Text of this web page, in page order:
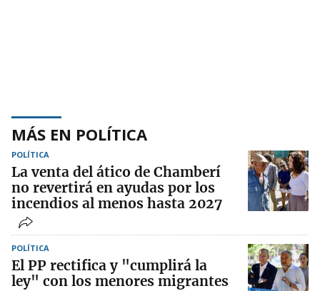
MÁS EN POLÍTICA
POLÍTICA
La venta del ático de Chamberí
no revertirá en ayudas por los
incendios al menos hasta 2027
POLÍTICA
El PP rectifica y "cumplirá la
ley" con los menores migrantes